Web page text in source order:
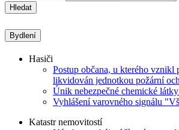
Hledat
Bydlení
Hasiči
Postup občana, u kterého vznikl
likvidován jednotkou požární
Únik nebezpečné chemické
Vyhlášení varovného signálu
Katastr nemovitostí